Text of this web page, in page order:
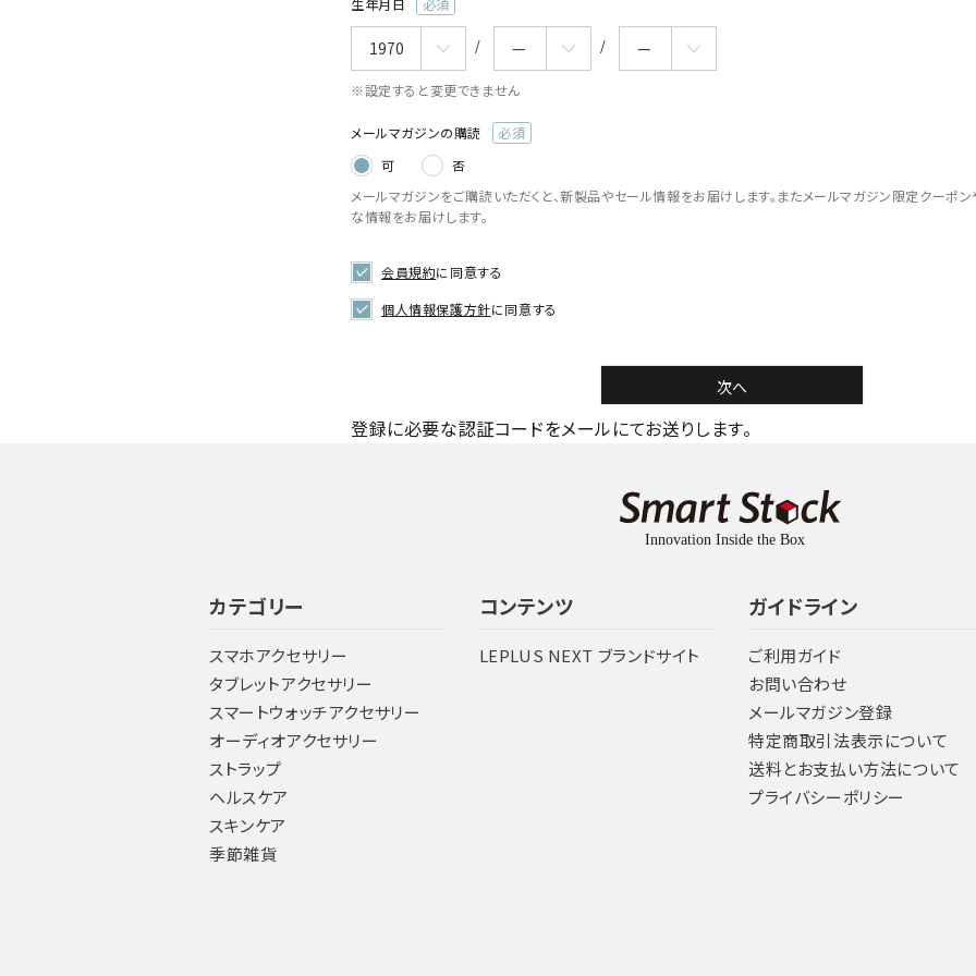
生年月日
(必
※設定すると変更できません
メールマガジンの購読
可
否
メールマガジンをご購読いただくと、新製品やセール情報をお届けします。またメールマガジン限定クーポ
な情報をお届けします。
会員規約に同意する
個人情報保護方針に同意する
次へ
登録に必要な認証コードをメールにてお送りします。
カテゴリー
スマホアクセサリー
タブレットアクセサリー
スマートウォッチアクセサリー
オーディオアクセサリー
ストラップ
ヘルスケア
スキンケア
季節雑貨
コンテンツ
LEPLUS NEXT ブランドサイト
ガイドライン
ご利用ガイド
お問い合わせ
メールマガジン登録
特定商取引法表示について
送料とお支払い方法について
プライバシーポリシー